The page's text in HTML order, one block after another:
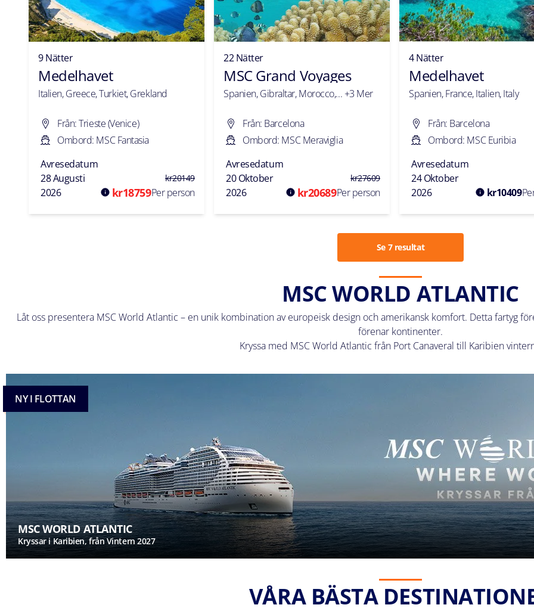
9 Nätter
Medelhavet
Italien, Greece, Turkiet, Grekland
Från: Trieste (Venice)
Ombord: MSC Fantasia
Avresedatum
28 Augusti
2026
kr20149
kr18759Per person
22 Nätter
MSC Grand Voyages
Spanien, Gibraltar, Morocco,... +3 Mer
Från: Barcelona
Ombord: MSC Meraviglia
Avresedatum
20 Oktober
2026
kr27609
kr20689Per person
4 Nätter
Medelhavet
Spanien, France, Italien, Italy
Från: Barcelona
Ombord: MSC Euribia
Avresedatum
24 Oktober
2026
kr10409
Se 7 resultat
MSC WORLD ATLANTIC
Låt oss presentera MSC World Atlantic – en unik kombination av europeisk design och amerikansk komfort. Detta fartyg
förenar kontinenter.
Kryssa med MSC World Atlantic från Port Canaveral till Karibien
NY I FLOTTAN
MSC WORLD ATLANTIC
Kryssar i Karibien, från Vintern 2027
VÅRA BÄSTA